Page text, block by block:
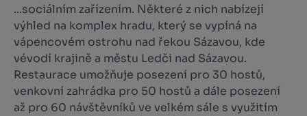
...sociálním zařízením. Některé z nich nabízejí
výhled na komplex hradu, který se vypíná na
vápencovém ostrohu nad řekou Sázavou, kde
vévodí krajině a městu Ledči nad Sázavou.
Restaurace umožňuje posezení pro 30 hostů,
venkovní zahrádka pro 50 hostů a dále posezení
až pro 60 návštěvníků ve velkém sále s využitím